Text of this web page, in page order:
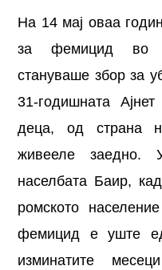
На 14 мај оваа
за фемицид во
стануваше збор за
31-годишната
деца, од страна
живееле заедно.
населбата Баир,
ромското
фемицид е уште
изминатите